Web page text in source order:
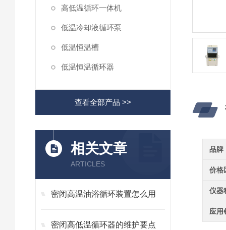
高低温循环一体机
低温冷却液循环泵
低温恒温槽
低温恒温循环器
查看全部产品 >>
相关文章
ARTICLES
密闭高温油浴循环装置怎么用
密闭高低温循环器的维护要点
品牌
价格
仪器
应用